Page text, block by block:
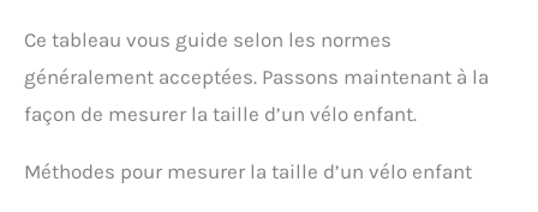
Ce tableau vous guide selon les normes
généralement acceptées. Passons maintenant à la
façon de mesurer la taille d’un vélo enfant.
Méthodes pour mesurer la taille d’un vélo enfant